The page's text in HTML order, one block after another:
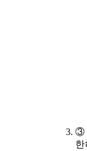
③
한